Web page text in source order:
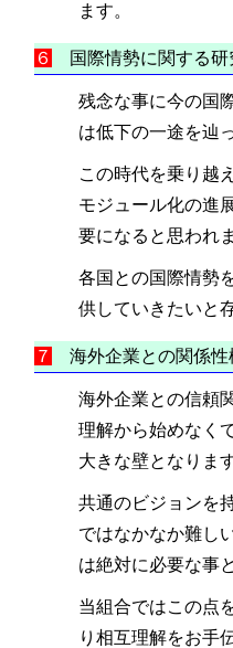
ます。
６ 国際情勢に関す
残念な事に今の国
は低下の一途を辿
この時代を乗り越
モジュール化の進
要になると思われま
各国との国際情勢
供していきたいと
７ 海外企業との関係性
海外企業との信頼
理解から始めなく
大きな壁となります
共通のビジョンを
ではなかなか難し
は絶対に必要な事
当組合ではこの点
り相互理解をお手